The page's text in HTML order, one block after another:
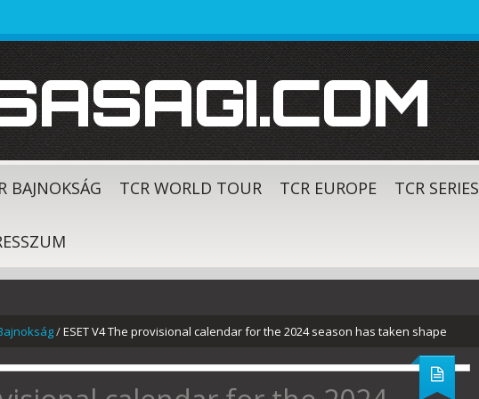
BAJNOKSÁG TCR WORLD TOUR TCR EUROPE TCR SERIES
/ESET V4 The provisional calendar for the 2024 season has taken shape